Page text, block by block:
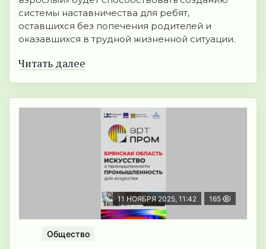
системы наставничества для ребят,
оставшихся без попечения родителей и
оказавшихся в трудной жизненной ситуации.
Читать далее
11 НОЯБРЯ 2025, 11:42 165
Общество